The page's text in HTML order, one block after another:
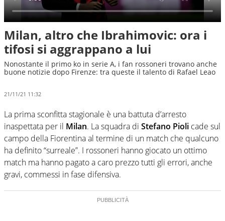
Milan, altro che Ibrahimovic: ora i
tifosi si aggrappano a lui
Nonostante il primo ko in serie A, i fan rossoneri trovano anche
buone notizie dopo Firenze: tra queste il talento di Rafael Leao
21/11/21 11:32
La prima sconfitta stagionale è una battuta d’arresto
inaspettata per il Milan. La squadra di Stefano Pioli cade sul
campo della Fiorentina al termine di un match che qualcuno
ha definito “surreale”. I rossoneri hanno giocato un ottimo
match ma hanno pagato a caro prezzo tutti gli errori, anche
gravi, commessi in fase difensiva.